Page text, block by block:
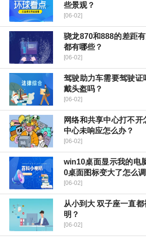
些景观？
[06-02]
骁龙870和888的差距
都有哪些？
[06-02]
驾驶助力车需要驾驶证
戴头盔吗？
[06-02]
网络和共享中心打不
中心未响应怎么办？
[06-02]
win10桌面显示我的电
0桌面图标变大了怎么
[06-02]
从小到大 双子座一直
明？
[06-02]